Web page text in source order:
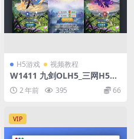
H5游戏 视频教程
W1411 九剑OLH5_三网H5九
剑OLH5版_WIN学习手工服务
端_通用语音视频教程_GM授
权物品后台
2 年前 395 66
VIP